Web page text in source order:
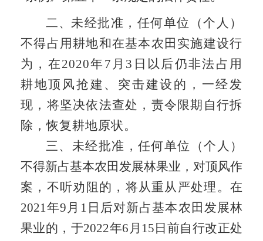
二、 未经批准，任何单位
（个人）
不得占用耕地和在基本农田 实施建设行
为 ，在2020年 7 月 3 日 以后仍非法占用
耕地顶风抢建、突击建设的，一经发
现，将坚决依法查处，责令限期自行拆
除，恢复耕地原状。
三、未经批准，任何单位（个人）
不得新占基本农田发展林果业，对顶风作
案，不听劝阻的，将从重从严处理。在
2021年9 月 1 日后对新占基本农田发展林
果业的 ， 于2022年6 月 15 日前自行改正处